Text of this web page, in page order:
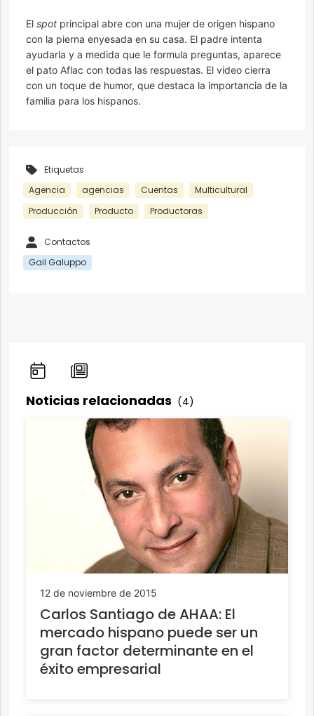
El spot principal abre con una mujer de origen hispano
con la pierna enyesada en su casa. El padre intenta
ayudarla y a medida que le formula preguntas, aparece
el pato Aflac con todas las respuestas. El video cierra
con un toque de humor, que destaca la importancia de la
familia para los hispanos.
Etiquetas
Agencia
agencias Cuentas
Multicultural
Producción
Producto Productoras
Contactos
Gail Galuppo
Noticias relacionadas (4)
12 de noviembre de 2015
Carlos Santiago de AHAA: El
mercado hispano puede ser un
gran factor determinante en el
éxito empresarial